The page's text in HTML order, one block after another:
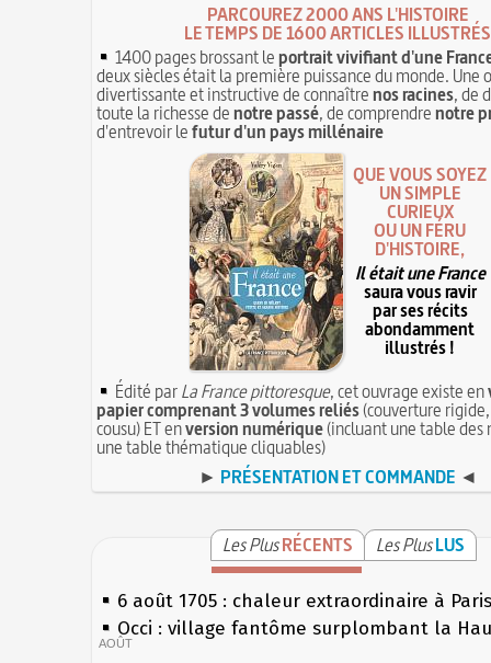
PARCOUREZ 2000 ANS L'HISTOIRE
LE TEMPS DE 1600 ARTICLES ILLUSTRÉS
1400 pages brossant leportrait vivifiant d'une
deux siècles était la première puissance du monde. Une
divertissante et instructive de connaîtrenos racines, de
toute la richesse denotre passé, de comprendrenotre
d'entrevoir lefutur d'un pays millénaire
QUE VOUS SOYEZ
UN SIMPLE
CURIEUX
OU UN FÉRU
D'HISTOIRE,
Il était une France
saura vous ravir
par ses récits
abondamment
illustrés !
Édité parLa France pittoresque, cet ouvrage existe en
papier comprenant 3 volumes reliés(couverture
cousu) ET enversion numérique(incluant une table des
une table thématique cliquables)
► PRÉSENTATION ET COMMANDE ◄
Les PlusRÉCENTS Les PlusLUS
6 août 1705 : chaleur extraordinaire à Paris
Occi : village fantôme surplombant la
AOÛT